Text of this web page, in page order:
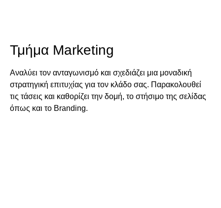
Τμήμα Marketing
Αναλύει τον ανταγωνισμό και σχεδιάζει μια μοναδική
στρατηγική επιτυχίας για τον κλάδο σας. Παρακολουθεί
τις τάσεις και καθορίζει την δομή, το στήσιμο της σελίδας
όπως και το Branding.